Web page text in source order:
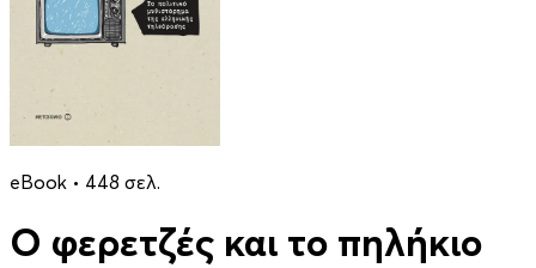
eBook • 448 σελ.
Ο φερετζές και το πηλήκιο